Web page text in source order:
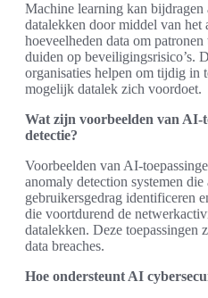
Machine learning kan bijdragen
datalekken door middel van het
hoeveelheden data om
duiden op beveiligingsrisico’s.
organisaties helpen om tijdig in
mogelijk datalek zich voordoet.
Wat zijn voorbeelden van AI-
detectie?
Voorbeelden van AI-
anomaly detection systemen
gebruikersgedrag identificeren
die voortdurend de
datalekken. Deze toepassingen
data breaches.
Hoe ondersteunt AI